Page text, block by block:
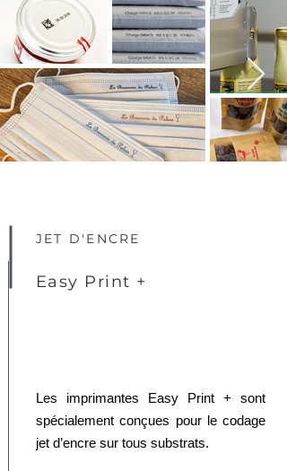
JET D'ENCRE
Easy Print +
Les imprimantes Easy Print + sont
spécialement conçues pour le codage
jet d’encre sur tous substrats.